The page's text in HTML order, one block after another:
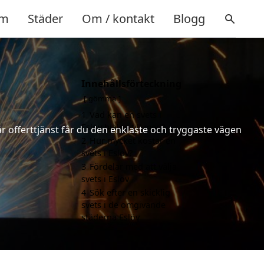
Städer Om / kontakt Blogg
offerttjänst får du den enklaste och tryggaste vägen
Innehållsförteckning
gömma
Vad kan en svets i
Eslöv hjälpa till med?
Hur mycket kostar en
svets i Eslöv?
3 Fördelar med att välja
svets i Eslöv
4 Sök efter en skicklig
svets i de omgivande
städerna Eslöv